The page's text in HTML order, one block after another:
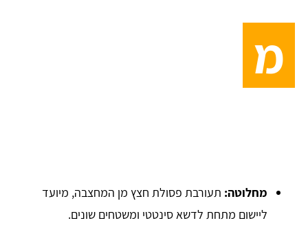
מ
מחלוטה: תעורבת פסולת חצץ מן המחצבה, מיועד
ליישום מתחת לדשא סינטטי ומשטחים שונים.